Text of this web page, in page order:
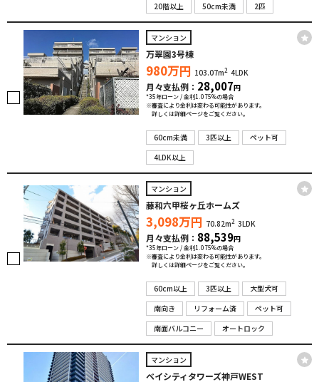
20階以上
50cm未満 2匹
マンション
万翠園3号棟
980万円 103.07m2 4LDK
月々支払例： 28,007円
*35年ローン / 金利1.075%の場合
※審査により金利は変わる可能性があります。
詳しくは詳細ページをご覧ください。
60cm未満 3匹以上
ペット可
4LDK以上
マンション
藤和六甲桜ヶ丘ホームズ
3,098万円 70.82m2 3LDK
月々支払例： 88,539円
*35年ローン / 金利1.075%の場合
※審査により金利は変わる可能性があります。
詳しくは詳細ページをご覧ください。
60cm以上 3匹以上
大型犬可
南向き
リフォーム済
ペット可
南面バルコニー
オートロック
マンション
ベイシティタワーズ神戸WEST